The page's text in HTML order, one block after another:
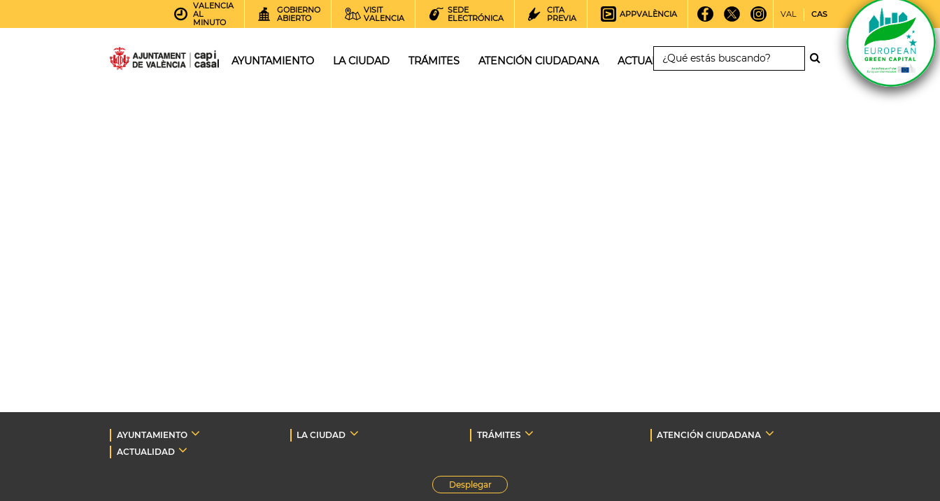
VALENCIA
AL
MINUTO
GOBIERNO
ABIERTO
VISIT
VALENCIA
SEDE
ELECTRÓNICA
CITA
PREVIA
APPVALÈNCIA VAL CAS
AYUNTAMIENTO LA CIUDAD TRÁMITES ATENCIÓN CIUDADANA ACTUALIDAD
AYUNTAMIENTO LA CIUDAD TRÁMITES
ATENCIÓN CIUDADANA
ACTUALIDAD
Desplegar